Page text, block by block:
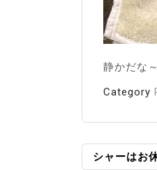
静かだな
Category
投
シャーはお